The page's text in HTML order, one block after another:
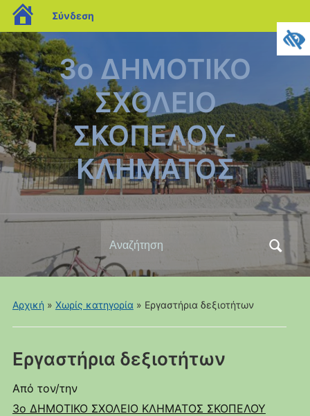
blogs.sch.gr
Σύνδεση
3ο ΔΗΜΟΤΙΚΟ
ΣΧΟΛΕΙΟ
ΣΚΟΠΕΛΟΥ-
ΚΛΗΜΑΤΟΣ
για:
Αρχική » Χωρίς κατηγορία » Εργαστήρια δεξιοτήτων
Εργαστήρια δεξιοτήτων
Από τον/την
3ο ΔΗΜΟΤΙΚΟ ΣΧΟΛΕΙΟ ΚΛΗΜΑΤΟΣ ΣΚΟΠΕΛΟΥ